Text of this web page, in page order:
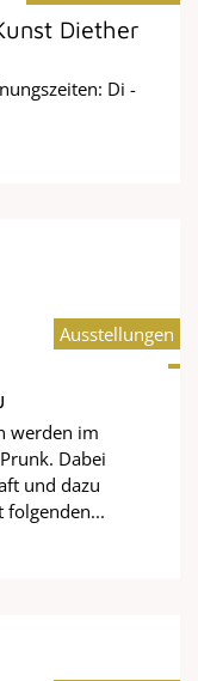
Diether
Di -
werden im
Dabei
und dazu
folgenden...
Ausstellungen